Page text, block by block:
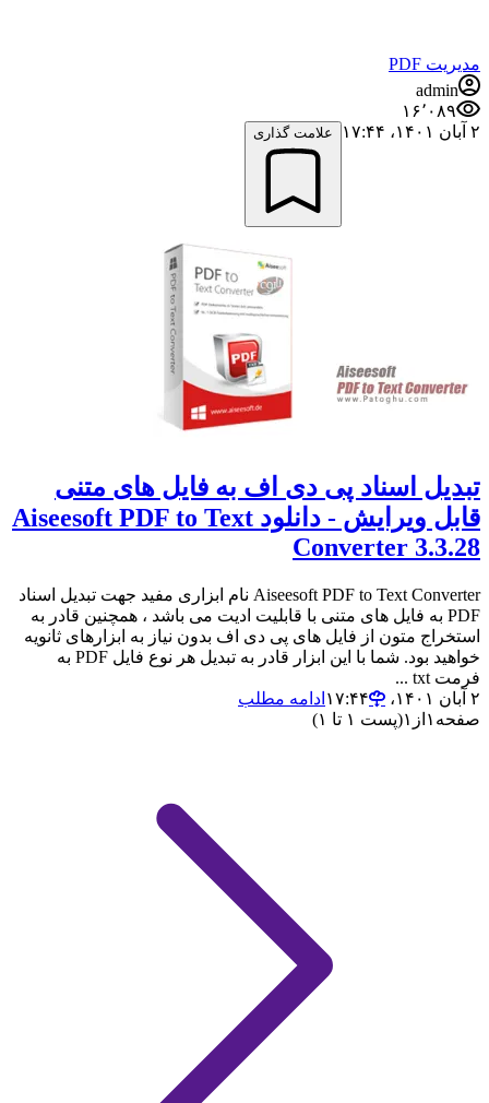
مدیریت PDF
admin
۱۶٬۰۸۹
۲ آبان ۱۴۰۱،‏ ۱۷:۴۴
علامت گذاری
تبدیل اسناد پی دی اف به فایل های متنی
قابل ویرایش - دانلود Aiseesoft PDF to Text
Converter 3.3.28
Aiseesoft PDF to Text Converter نام ابزاری مفید جهت تبدیل اسناد
PDF به فایل های متنی با قابلیت ادیت می باشد ، همچنین قادر به
استخراج متون از فایل های پی دی اف بدون نیاز به ابزارهای ثانویه
خواهید بود. شما با این ابزار قادر به تبدیل هر نوع فایل PDF به
فرمت txt ...
۲ آبان ۱۴۰۱،‏ ۱۷:۴۴
ادامه مطلب
صفحه ۱ از ۱(پست ۱ تا ۱)